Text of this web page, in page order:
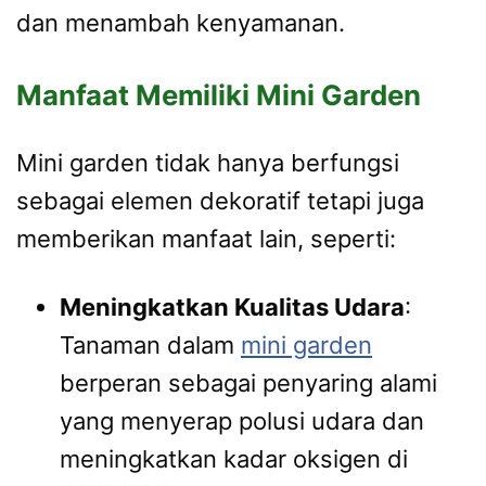
dan menambah kenyamanan.
Manfaat Memiliki Mini Garden
Mini garden tidak hanya berfungsi
sebagai elemen dekoratif tetapi juga
memberikan manfaat lain, seperti:
Meningkatkan Kualitas Udara:
Tanaman dalam mini garden
berperan sebagai penyaring alami
yang menyerap polusi udara dan
meningkatkan kadar oksigen di